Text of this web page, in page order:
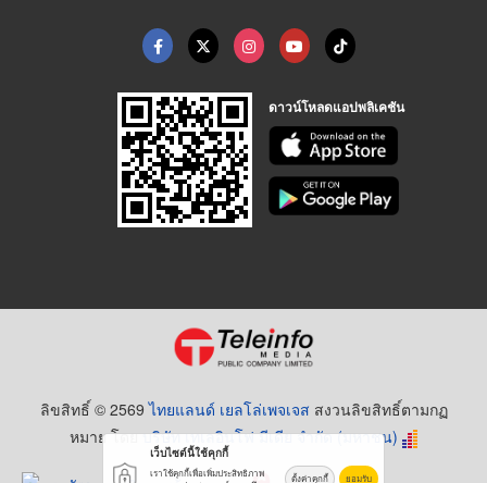
ดาวน์โหลดแอปพลิเคชัน
ลิขสิทธิ์ © 2569ไทยแลนด์ เยลโล่เพจเจส สงวนลิขสิทธิ์ตามกฏ
หมาย โดยบริษัท เทเลอินโฟ มีเดีย จำกัด (มหาชน)
เว็บไซต์นี้ใช้คุกกี้
เราใช้คุกกี้เพื่อเพิ่มประสิทธิภาพ
ตั้งค่าคุกกี้ ยอมรับ